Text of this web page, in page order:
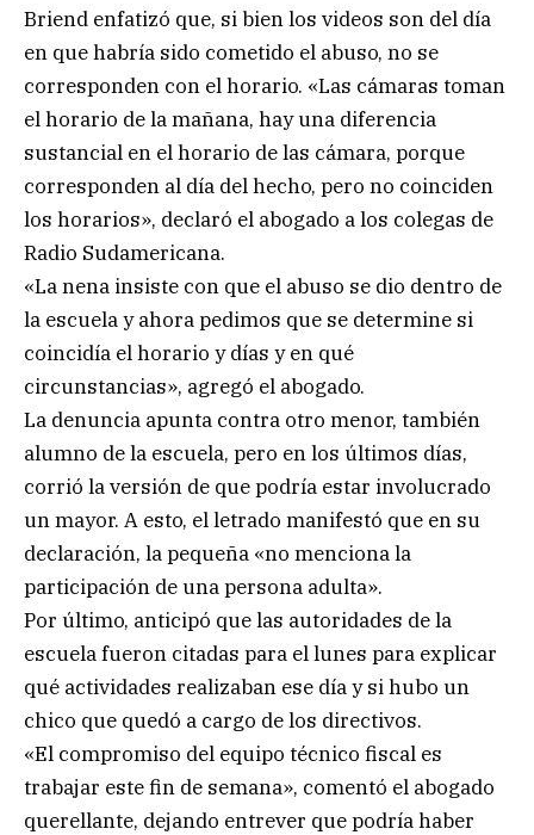
Briend enfatizó que, si bien los videos son del día
en que habría sido cometido el abuso, no se
corresponden con el horario. «Las cámaras toman
el horario de la mañana, hay una diferencia
sustancial en el horario de las cámara, porque
corresponden al día del hecho, pero no coinciden
los horarios», declaró el abogado a los colegas de
Radio Sudamericana.
«La nena insiste con que el abuso se dio dentro de
la escuela y ahora pedimos que se determine si
coincidía el horario y días y en qué
circunstancias», agregó el abogado.
La denuncia apunta contra otro menor, también
alumno de la escuela, pero en los últimos días,
corrió la versión de que podría estar involucrado
un mayor. A esto, el letrado manifestó que en su
declaración, la pequeña «no menciona la
participación de una persona adulta».
Por último, anticipó que las autoridades de la
escuela fueron citadas para el lunes para explicar
qué actividades realizaban ese día y si hubo un
chico que quedó a cargo de los directivos.
«El compromiso del equipo técnico fiscal es
trabajar este fin de semana», comentó el abogado
querellante, dejando entrever que podría haber